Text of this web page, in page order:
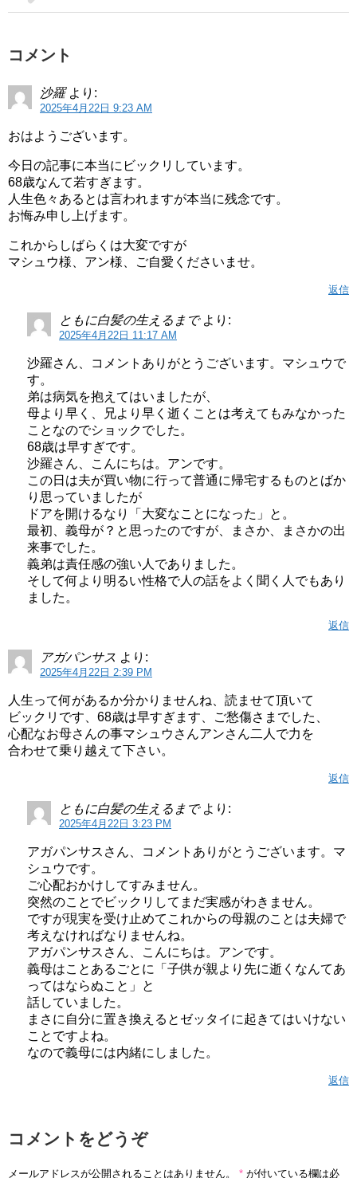
コメント
沙羅 より:
2025年4月22日 9:23 AM
おはようございます。
今日の記事に本当にビックリしています。
68歳なんて若すぎます。
人生色々あるとは言われますが本当に残念です。
お悔み申し上げます。
これからしばらくは大変ですが
マシュウ様、アン様、ご自愛くださいませ。
返信
ともに白髪の生えるまで より:
2025年4月22日 11:17 AM
沙羅さん、コメントありがとうございます。マシュウで
す。
弟は病気を抱えてはいましたが、
母より早く、兄より早く逝くことは考えてもみなかった
ことなのでショックでした。
68歳は早すぎです。
沙羅さん、こんにちは。アンです。
この日は夫が買い物に行って普通に帰宅するものとばか
り思っていましたが
ドアを開けるなり「大変なことになった」と。
最初、義母が？と思ったのですが、まさか、まさかの出
来事でした。
義弟は責任感の強い人でありました。
そして何より明るい性格で人の話をよく聞く人でもあり
ました。
返信
アガパンサス より:
2025年4月22日 2:39 PM
人生って何があるか分かりませんね、読ませて頂いて
ビックリです、68歳は早すぎます、ご愁傷さまでした、
心配なお母さんの事マシュウさんアンさん二人で力を
合わせて乗り越えて下さい。
返信
ともに白髪の生えるまで より:
2025年4月22日 3:23 PM
アガパンサスさん、コメントありがとうございます。マ
シュウです。
ご心配おかけしてすみません。
突然のことでビックリしてまだ実感がわきません。
ですが現実を受け止めてこれからの母親のことは夫婦で
考えなければなりませんね。
アガパンサスさん、こんにちは。アンです。
義母はことあるごとに「子供が親より先に逝くなんてあ
ってはならぬこと」と
話していました。
まさに自分に置き換えるとゼッタイに起きてはいけない
ことですよね。
なので義母には内緒にしました。
返信
コメントをどうぞ
メールアドレスが公開されることはありません。 * が付いている欄は必